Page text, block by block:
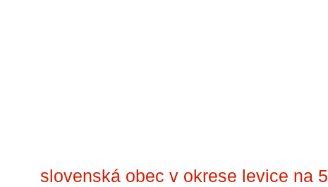
slovenská obec v okrese levice na 5